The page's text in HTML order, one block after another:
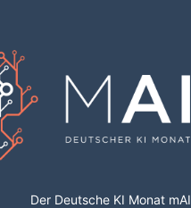
Der Deutsche KI Monat mAI